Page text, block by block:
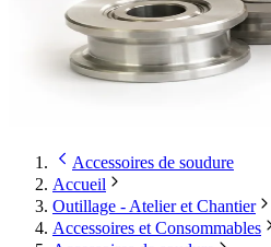
Accessoires de soudure
Accueil
Outillage - Atelier et Chantier
Accessoires et Consommables